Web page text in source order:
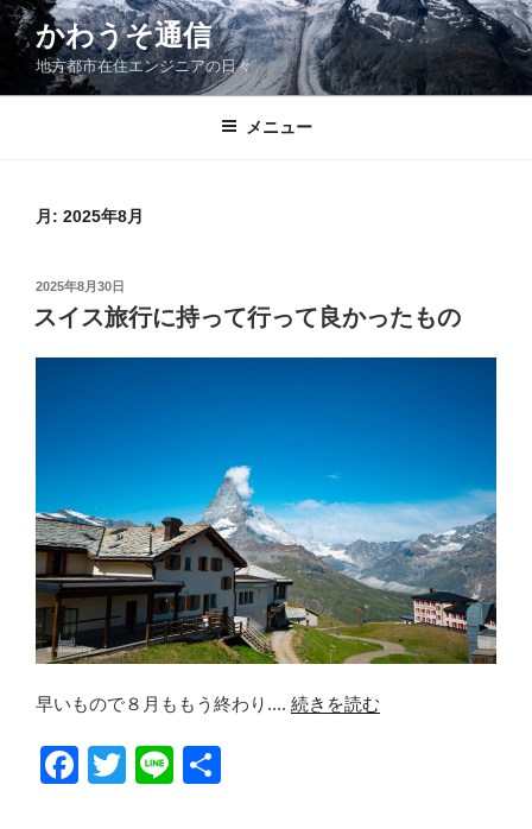
コ
ン
ン
かわうそ通信
地方都市在住エンジニアの日々
メニュー
月: 2025年8月
投
稿
日:
2025年8月30日
スイス旅行に持って行って良かったもの
早いもので８月ももう終わり.... 続きを読む
F
T
Li